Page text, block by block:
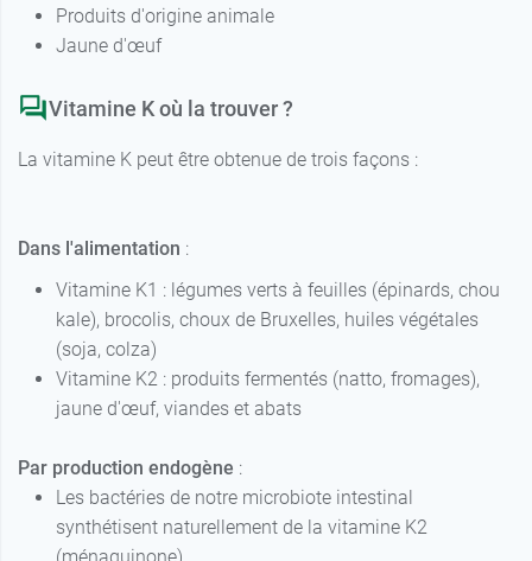
Produits d'origine animale
Jaune d'œuf
Vitamine K où la trouver ?
La vitamine K peut être obtenue de trois façons :
Dans l'alimentation :
Vitamine K1 : légumes verts à feuilles (épinards, chou
kale), brocolis, choux de Bruxelles, huiles végétales
(soja, colza)
Vitamine K2 : produits fermentés (natto, fromages),
jaune d'œuf, viandes et abats
Par production endogène :
Les bactéries de notre microbiote intestinal
synthétisent naturellement de la vitamine K2